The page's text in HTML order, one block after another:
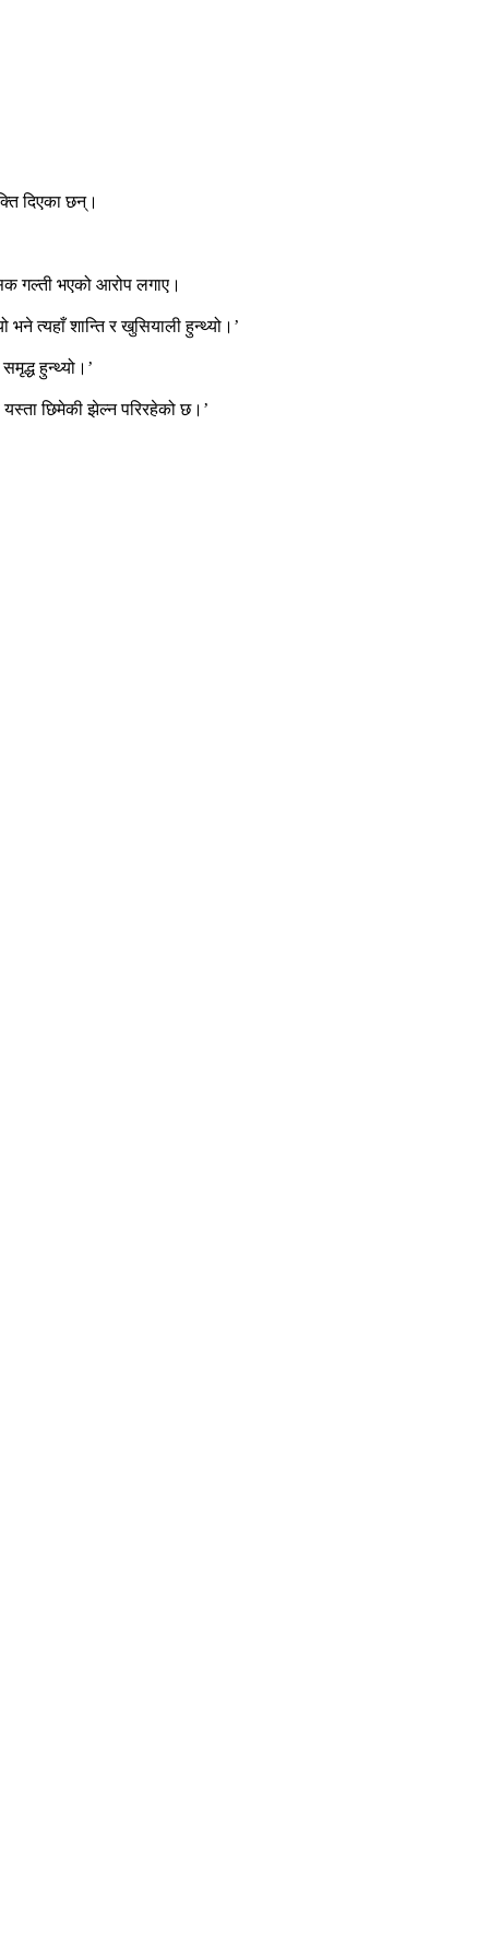
दिएका छन्।
गल्ती भएको आरोप लगाए।
त्यहाँ शान्ति र खुसियाली हुन्थ्यो।’
हुन्थ्यो।’
यस्ता छिमेकी झेल्न परिरहेको छ।’